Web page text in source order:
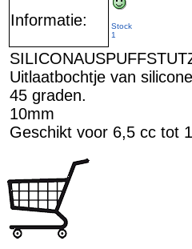
Informatie:
Stock
1
Uitlaatbochtje van
45 graden.
10mm
Geschikt voor 6,5 cc tot